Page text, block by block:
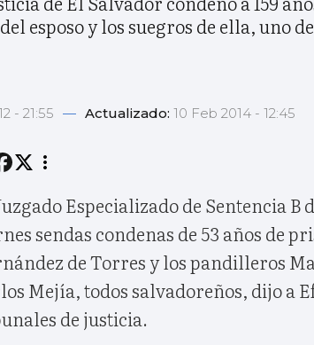
esposo y los suegros de ella,
- 21:55 — Actualizado: 10 Feb 2014 - 12:45
Especializado de Sentencia B
sendas condenas de 53 años de
de Torres y los pandilleros
Mejía, todos salvadoreños, dijo a
de justicia.